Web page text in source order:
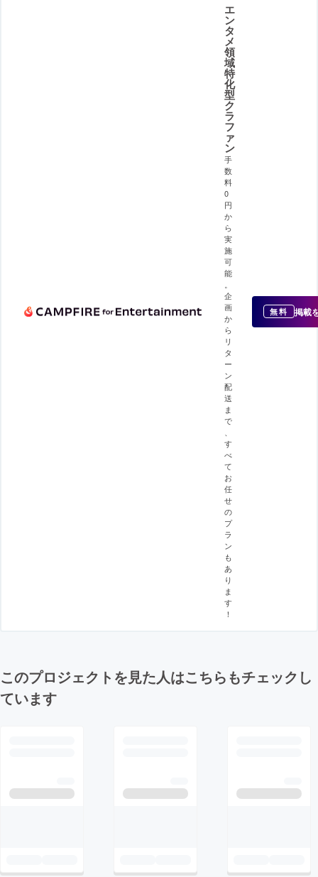
エ
ン
タ
メ
領
域
特
化
型
ク
ラ
フ
ァ
ン
手
数
料
0
円
か
ら
実
施
可
能
企
画
か
ら
リ
タ
ー
ン
配
送
ま
で
す
べ
て
お
任
せ
の
プ
ラ
ン
も
あ
り
ま
す
！
無料 掲載
このプロジェクトを見た人はこちらもチェックし
ています